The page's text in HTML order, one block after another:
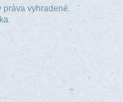
práva vyhradené.